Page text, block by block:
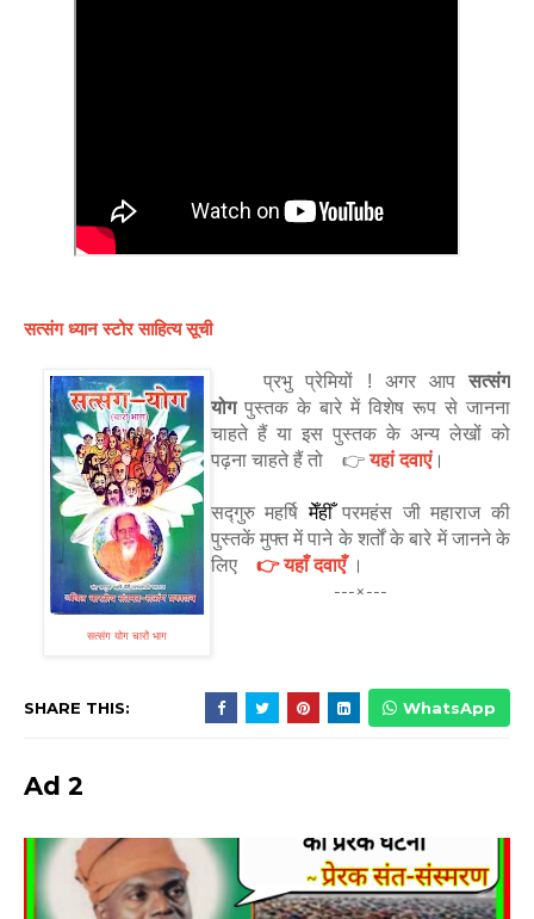
सत्संग ध्यान स्टोर साहित्य सूची
सत्संग योग चारों भाग
प्रभु प्रेमियों ! अगर आपसत्संग
योगपुस्तक के बारे में विशेष रूप से जानना
चाहते हैं या इस पुस्तक के अन्य लेखों को
पढ़ना चाहते हैं तो 👉यहां दवाएं।
सद्गुरु महर्षिमेँहीँपरमहंस जी महाराज की
पुस्तकें मुफ्त में पाने के शर्तों के बारे में जानने के
लिए
👉 यहाँ दवाएँ ।
---×---
SHARE THIS: WhatsApp
Ad 2